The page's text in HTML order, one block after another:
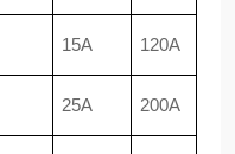
15A 120A
25A 200A